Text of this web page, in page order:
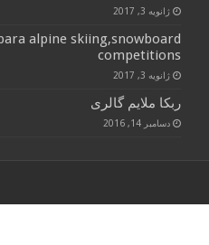
ژانویه 3, 2017
alpine skiing,snowboard
competitions
ژانویه 3, 2017
ربکا ملایم گالری
دسامبر 14, 2016